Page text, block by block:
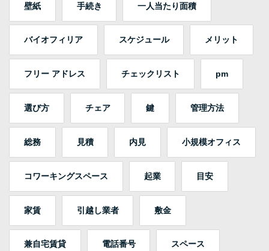
壁紙 手続き 一人当たり面積
バイオフィリア スケジュール メリット
フリー アドレス チェックリスト pm
選び方 チェア 鍵 管理方法
総務 見積 内見 小規模オフィス
コワーキングスペース 起業 目安
家賃 引越し業者 敷金
兼自宅賃貸 電話番号 スペース